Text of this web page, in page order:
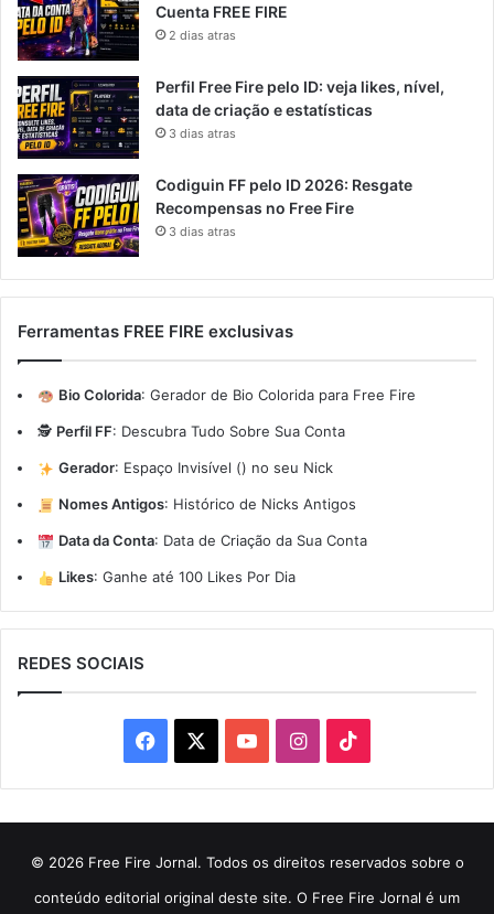
Cuenta FREE FIRE
2 dias atras
Perfil Free Fire pelo ID: veja likes, nível,
data de criação e estatísticas
3 dias atras
Codiguin FF pelo ID 2026: Resgate
Recompensas no Free Fire
3 dias atras
Ferramentas FREE FIRE exclusivas
Bio Colorida: Gerador de Bio Colorida para Free Fire
🕵️ Perfil FF: Descubra Tudo Sobre Sua Conta
Gerador: Espaço Invisível (ㅤ) no seu Nick
Nomes Antigos: Histórico de Nicks Antigos
Data da Conta: Data de Criação da Sua Conta
Likes: Ganhe até 100 Likes Por Dia
REDES SOCIAIS
Facebook YouTubeInstagram
© 2026 Free Fire Jornal. Todos os direitos reservados sobre o
conteúdo editorial original deste site. O Free Fire Jornal é um